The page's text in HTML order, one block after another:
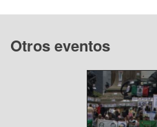
Otros eventos